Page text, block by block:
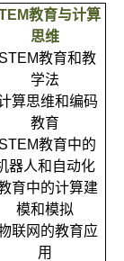
教育与计算
思维
教育和教
学法
算思维和编码
教育
教育中的
器人和自动化
育中的计算建
模和模拟
联网的教育应
用